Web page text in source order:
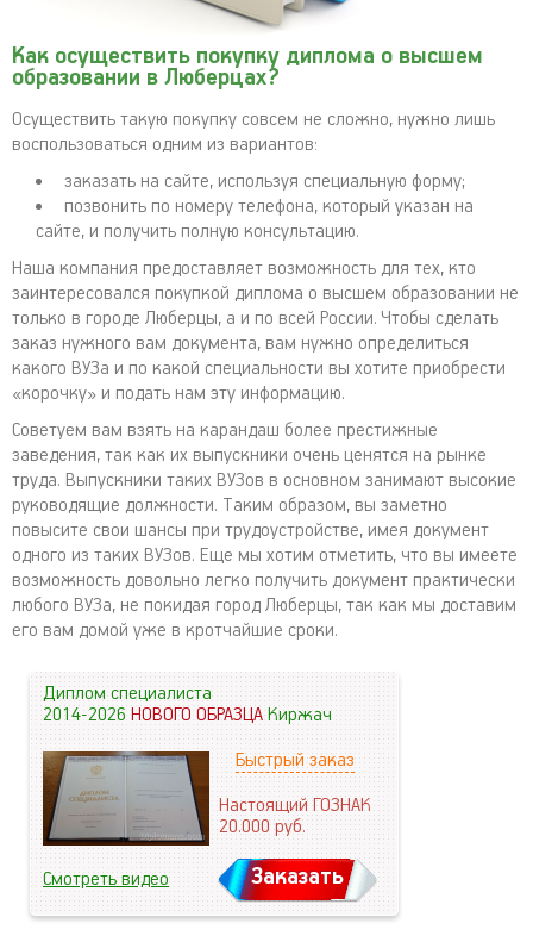
Как осуществить покупку диплома о высшем
образовании в Люберцах?
Осуществить такую покупку совсем не сложно, нужно лишь
воспользоваться одним из вариантов:
заказать на сайте, используя специальную форму;
позвонить по номеру телефона, который указан на
сайте, и получить полную консультацию.
Наша компания предоставляет возможность для тех, кто
заинтересовался покупкой диплома о высшем образовании не
только в городе Люберцы, а и по всей России. Чтобы сделать
заказ нужного вам документа, вам нужно определиться
какого ВУЗа и по какой специальности вы хотите приобрести
«корочку» и подать нам эту информацию.
Советуем вам взять на карандаш более престижные
заведения, так как их выпускники очень ценятся на рынке
труда. Выпускники таких ВУЗов в основном занимают высокие
руководящие должности. Таким образом, вы заметно
повысите свои шансы при трудоустройстве, имея документ
одного из таких ВУЗов. Еще мы хотим отметить, что вы имеете
возможность довольно легко получить документ практически
любого ВУЗа, не покидая город Люберцы, так как мы доставим
его вам домой уже в кротчайшие сроки.
Диплом специалиста
2014-2026НОВОГО ОБРАЗЦАКиржач
Быстрый заказ
Настоящий ГОЗНАК
20.000руб.
Смотреть видео Заказать